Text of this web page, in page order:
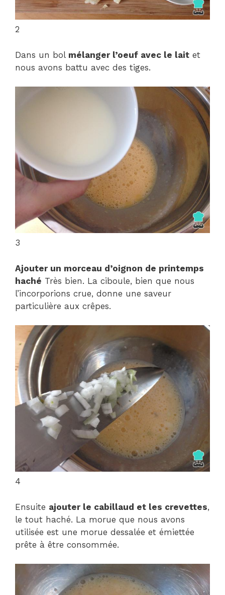
2
Dans un bol mélanger l’oeuf avec le lait et
nous avons battu avec des tiges.
3
Ajouter un morceau d’oignon de printemps
haché Très bien. La ciboule, bien que nous
l’incorporions crue, donne une saveur
particulière aux crêpes.
4
Ensuite ajouter le cabillaud et les crevettes,
le tout haché. La morue que nous avons
utilisée est une morue dessalée et émiettée
prête à être consommée.